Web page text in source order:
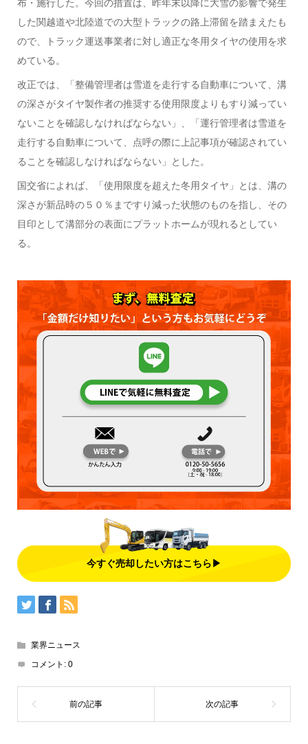
布・施行した。今回の措置は、昨年末以降に大雪の影響で発生
した関越道や北陸道での大型トラックの路上滞留を踏まえたも
ので、トラック運送事業者に対し適正な冬用タイヤの使用を求
めている。
改正では、「整備管理者は雪道を走行する自動車について、溝
の深さがタイヤ製作者の推奨する使用限度よりもすり減ってい
ないことを確認しなければならない」、「運行管理者は雪道を
走行する自動車について、点呼の際に上記事項が確認されてい
ることを確認しなければならない」とした。
国交省によれば、「使用限度を超えた冬用タイヤ」とは、溝の
深さが新品時の５０％まですり減った状態のものを指し、その
目印として溝部分の表面にプラットホームが現れるとしてい
る。
今すぐ売却したい方はこちら▶
業界ニュース
コメント: 0